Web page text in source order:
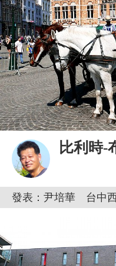
比利時-
發表：尹培華 台中